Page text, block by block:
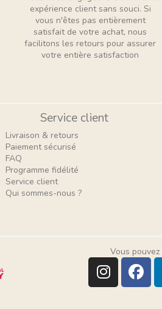
expérience client sans souci. Si
vous n'êtes pas entièrement
satisfait de votre achat, nous
facilitons les retours pour assurer
votre entière satisfaction
Service client
Livraison & retours
Paiement sécurisé
FAQ
Programme fidélité
Service client
Qui sommes-nous ?
Vous pouvez